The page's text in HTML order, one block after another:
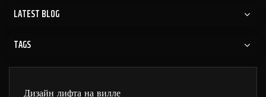
LATEST BLOG
TAGS
Дизайн лифта на вилле